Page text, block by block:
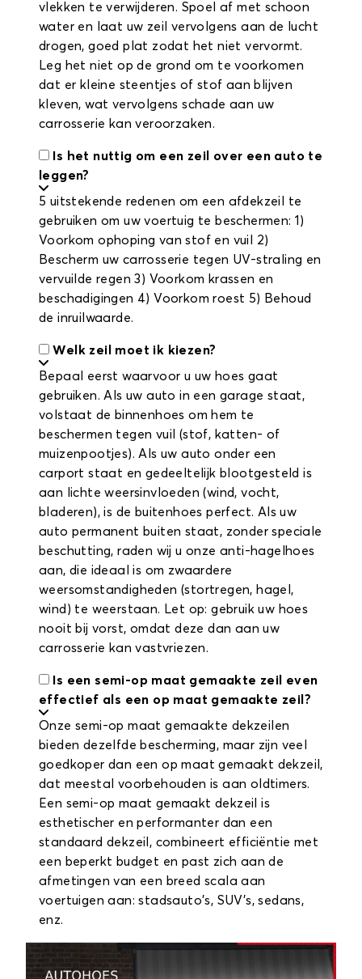
vlekken te verwijderen. Spoel af met schoon
water en laat uw zeil vervolgens aan de lucht
drogen, goed plat zodat het niet vervormt.
Leg het niet op de grond om te voorkomen
dat er kleine steentjes of stof aan blijven
kleven, wat vervolgens schade aan uw
carrosserie kan veroorzaken.
Is het nuttig om een zeil over een auto te
leggen?
5 uitstekende redenen om een afdekzeil te
gebruiken om uw voertuig te beschermen: 1)
Voorkom ophoping van stof en vuil 2)
Bescherm uw carrosserie tegen UV-straling en
vervuilde regen 3) Voorkom krassen en
beschadigingen 4) Voorkom roest 5) Behoud
de inruilwaarde.
Welk zeil moet ik kiezen?
Bepaal eerst waarvoor u uw hoes gaat
gebruiken. Als uw auto in een garage staat,
volstaat de binnenhoes om hem te
beschermen tegen vuil (stof, katten- of
muizenpootjes). Als uw auto onder een
carport staat en gedeeltelijk blootgesteld is
aan lichte weersinvloeden (wind, vocht,
bladeren), is de buitenhoes perfect. Als uw
auto permanent buiten staat, zonder speciale
beschutting, raden wij u onze anti-hagelhoes
aan, die ideaal is om zwaardere
weersomstandigheden (stortregen, hagel,
wind) te weerstaan. Let op: gebruik uw hoes
nooit bij vorst, omdat deze dan aan uw
carrosserie kan vastvriezen.
Is een semi-op maat gemaakte zeil even
effectief als een op maat gemaakte zeil?
Onze semi-op maat gemaakte dekzeilen
bieden dezelfde bescherming, maar zijn veel
goedkoper dan een op maat gemaakt dekzeil,
dat meestal voorbehouden is aan oldtimers.
Een semi-op maat gemaakt dekzeil is
esthetischer en performanter dan een
standaard dekzeil, combineert efficiëntie met
een beperkt budget en past zich aan de
afmetingen van een breed scala aan
voertuigen aan: stadsauto's, SUV's, sedans,
enz.